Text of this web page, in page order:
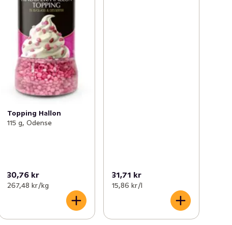
Topping Hallon
115 g, Odense
30,76 kr
267,48 kr /kg
31,71 kr
15,86 kr /l